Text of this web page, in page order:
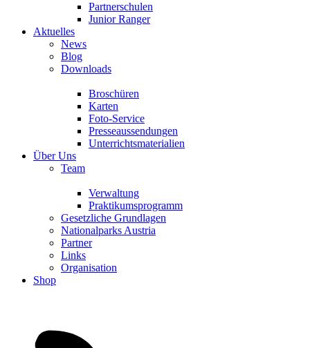
Partnerschulen
Junior Ranger
Aktuelles
News
Blog
Downloads
Broschüren
Karten
Foto-Service
Presseaussendungen
Unterrichtsmaterialien
Über Uns
Team
Verwaltung
Praktikumsprogramm
Gesetzliche Grundlagen
Nationalparks Austria
Partner
Links
Organisation
Shop